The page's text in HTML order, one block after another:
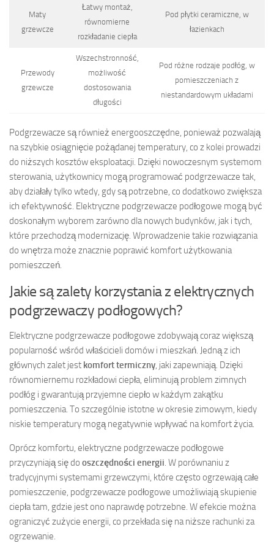
Maty
grzewcze
Łatwy montaż,
równomierne
rozkładanie ciepła
Pod płytki ceramiczne, w
łazienkach
Przewody
grzewcze
Wszechstronność,
możliwość
dostosowania
długości
Pod różne rodzaje podłóg, w
pomieszczeniach z
niestandardowym układami
Podgrzewacze są również energooszczędne, ponieważ pozwalają
na szybkie osiągnięcie pożądanej temperatury, co z kolei prowadzi
do niższych kosztów eksploatacji. Dzięki nowoczesnym systemom
sterowania, użytkownicy mogą programować podgrzewacze tak,
aby działały tylko wtedy, gdy są potrzebne, co dodatkowo zwiększa
ich efektywność. Elektryczne podgrzewacze podłogowe mogą być
doskonałym wyborem zarówno dla nowych budynków, jak i tych,
które przechodzą modernizację. Wprowadzenie takie rozwiązania
do wnętrza może znacznie poprawić komfort użytkowania
pomieszczeń.
Jakie są zalety korzystania z elektrycznych
podgrzewaczy podłogowych?
Elektryczne podgrzewacze podłogowe zdobywają coraz większą
popularność wśród właścicieli domów i mieszkań. Jedną z ich
głównych zalet jest komfort termiczny, jaki zapewniają. Dzięki
równomiernemu rozkładowi ciepła, eliminują problem zimnych
podłóg i gwarantują przyjemne ciepło w każdym zakątku
pomieszczenia. To szczególnie istotne w okresie zimowym, kiedy
niskie temperatury mogą negatywnie wpływać na komfort życia.
Oprócz komfortu, elektryczne podgrzewacze podłogowe
przyczyniają się do oszczędności energii. W porównaniu z
tradycyjnymi systemami grzewczymi, które często ogrzewają całe
pomieszczenie, podgrzewacze podłogowe umożliwiają skupienie
ciepła tam, gdzie jest ono naprawdę potrzebne. W efekcie można
ograniczyć zużycie energii, co przekłada się na niższe rachunki za
ogrzewanie.